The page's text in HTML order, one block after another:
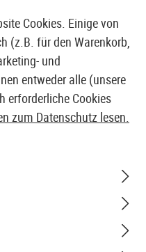
& GROßHÄNDLER
Reticle
Cookies. Einige von
(z.B. für den Warenkorb,
und
entweder alle (unsere
erforderliche Cookies
zum Datenschutz lesen.